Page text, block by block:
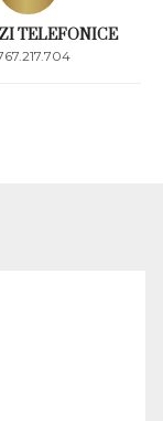
TELEFONICE